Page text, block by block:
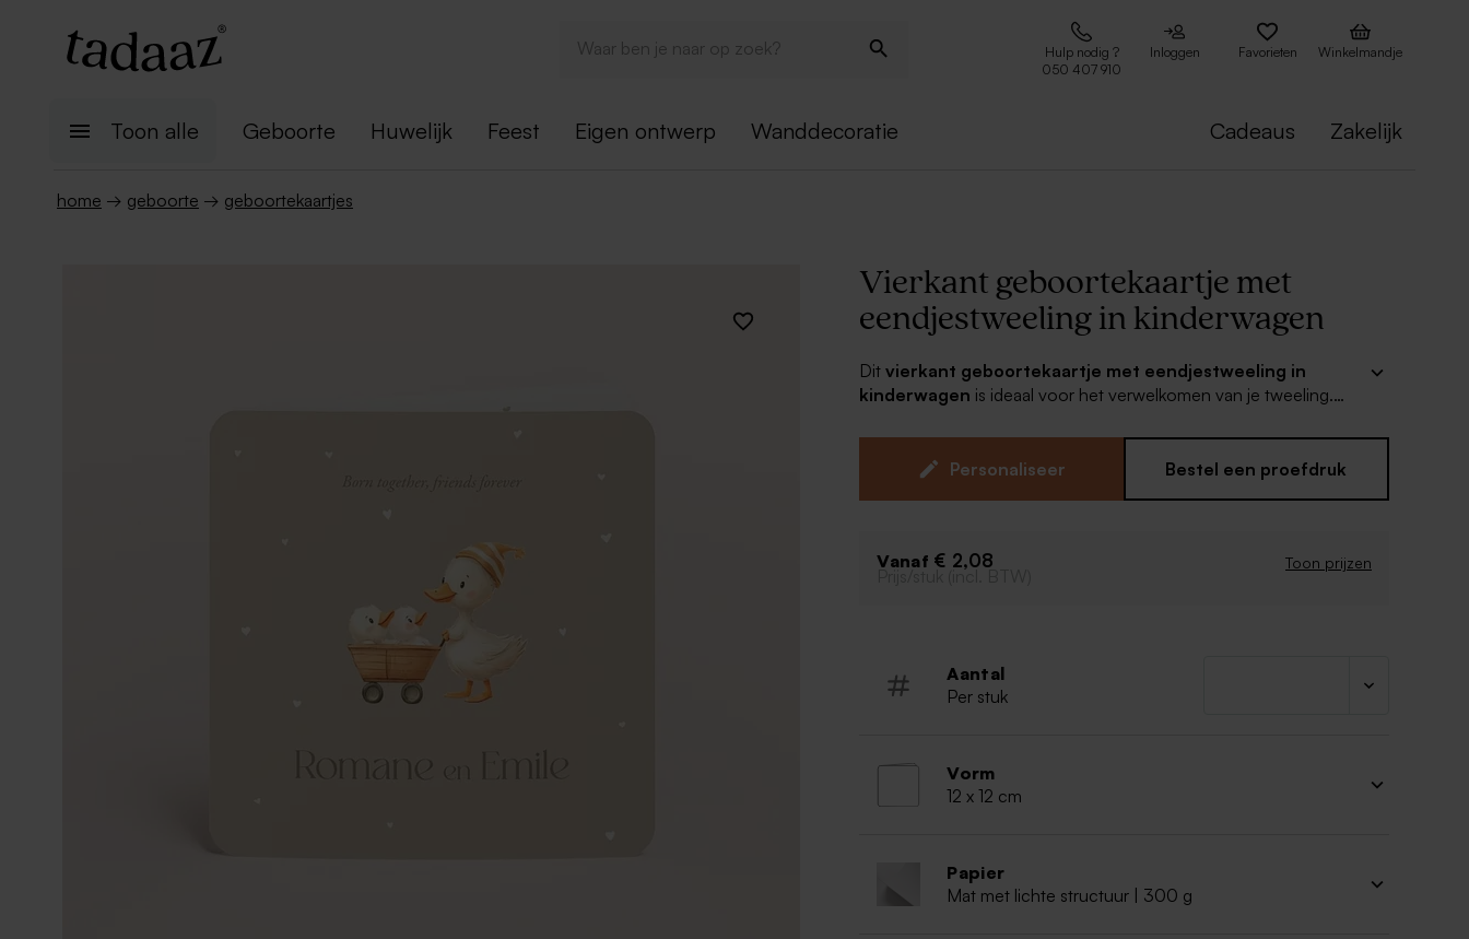
Hulp nodig ?
050 407 910
Inloggen Favorieten Winkelmandje
Toon alle Geboorte Huwelijk Feest Eigen ontwerp Wanddecoratie Cadeaus Zakelijk
home → geboorte → geboortekaartjes
Vierkant geboortekaartje met
eendjestweeling in kinderwagen
Dit vierkant geboortekaartje met eendjestweeling in
kinderwagen is ideaal voor het verwelkomen van je tweeling.
ontwerp van te maken. Combineer met bijpassende
geboortebedankjes voor een matching geboorteconcept.
Personaliseer Bestel een proefdruk
Vanaf € 2,08 Toon prijzen
Prijs/stuk (incl. BTW)
Aantal
Per stuk
Vorm
12 x 12 cm
Papier
Mat met lichte structuur | 300 g